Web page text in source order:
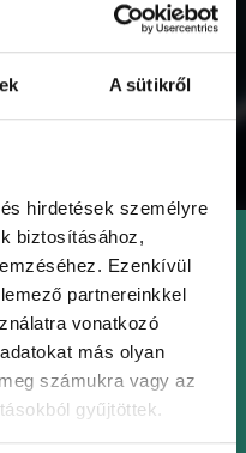
A sütikről
hirdetések személyre
biztosításához,
Ezenkívül
partnereinkkel
vonatkozó
más olyan
számukra vagy az
gyűjtöttek.